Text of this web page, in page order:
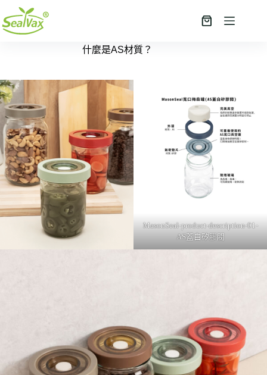
至
主
容
購
什麼是AS材質？
MasonSeal-product-description-01-
AS蓋白矽膠閥